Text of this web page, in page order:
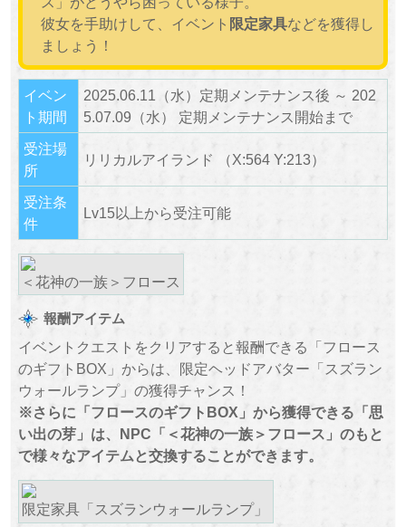
彼女を手助けして、イベント 限定家具などを獲得し
ましょう！
イベン
ト期間
2025.06.11（水）定期メンテナンス後 ～ 202
5.07.09（水） 定期メンテナンス開始まで
受注場
所
リリカルアイランド （X:564 Y:213）
受注条
件
Lv15以上から受注可能
＜花神の一族＞フロース
報酬アイテム
イベントクエストをクリアすると報酬できる「フロース
のギフトBOX」からは、限定ヘッドアバター「スズラン
ウォールランプ」の獲得チャンス！
※さらに「フロースのギフトBOX」から獲得できる「思
い出の芽」は、NPC「＜花神の一族＞フロース」のもと
で様々なアイテムと交換することができます。
限定家具「スズランウォールランプ」